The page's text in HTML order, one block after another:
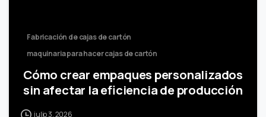
Fabricación de cajas de cartón
maquinaria para hacer cajas de cartón
Cómo crear empaques personalizados
sin afectar la eficiencia de producción
julio 3, 2026